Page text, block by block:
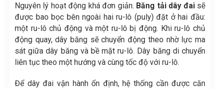
Nguyên lý hoạt động khá đơn giản. Băng tải dây đaisẽ
được bao bọc bên ngoài hai ru-lô (puly) đặt ở hai đầu:
một ru-lô chủ động và một ru-lô bị động. Khi ru-lô chủ
động quay, dây băng sẽ chuyển động theo nhờ lực ma
sát giữa dây băng và bề mặt ru-lô. Dây băng di chuyển
liên tục theo một hướng và cùng tốc độ với ru-lô.
Để dây đai vận hành ổn định, hệ thống cần được căn